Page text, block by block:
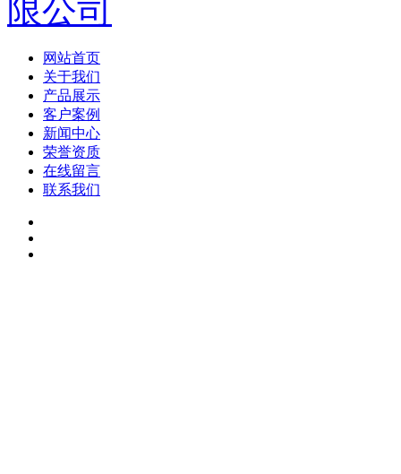
网站首页
关于我们
产品展示
客户案例
新闻中心
荣誉资质
在线留言
联系我们